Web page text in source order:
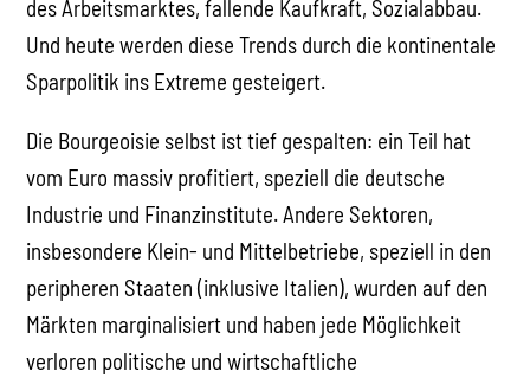
des Arbeitsmarktes, fallende Kaufkraft, Sozialabbau.
Und heute werden diese Trends durch die kontinentale
Sparpolitik ins Extreme gesteigert.
Die Bourgeoisie selbst ist tief gespalten: ein Teil hat
vom Euro massiv profitiert, speziell die deutsche
Industrie und Finanzinstitute. Andere Sektoren,
insbesondere Klein- und Mittelbetriebe, speziell in den
peripheren Staaten (inklusive Italien), wurden auf den
Märkten marginalisiert und haben jede Möglichkeit
verloren politische und wirtschaftliche